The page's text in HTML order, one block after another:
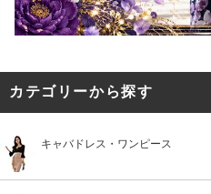
カテゴリーから探す
キャバドレス・ワンピース